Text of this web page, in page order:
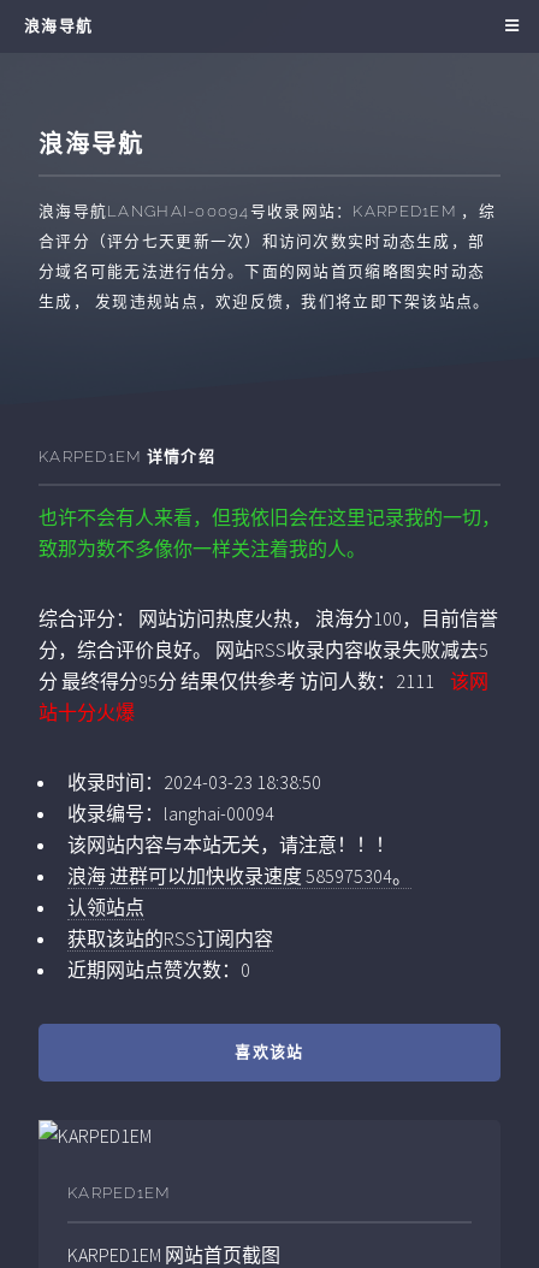
浪海导航
浪海导航
浪海导航LANGHAI-00094号收录网站： KARPED1EM ，综
合评分（评分七天更新一次）和访问次数实时动态生成，部
分域名可能无法进行估分。下面的网站首页缩略图实时动态
生成， 发现违规站点，欢迎反馈，我们将立即下架该站点。
KARPED1EM 详情介绍
也许不会有人来看，但我依旧会在这里记录我的一切，
致那为数不多像你一样关注着我的人。
综合评分：
网站访问热度火热， 浪海分100，目前信誉
分，综合评价良好。 网站RSS收录内容收录失败减去5
分 最终得分95分 结果仅供参考 访问人数： 2111
该网
站十分火爆
收录时间： 2024-03-23 18:38:50
收录编号： langhai-00094
该网站内容与本站无关，请注意！！！
浪海 进群可以加快收录速度 585975304。
认领站点
获取该站的RSS订阅内容
近期网站点赞次数：0
喜欢该站
KARPED1EM
KARPED1EM 网站首页截图